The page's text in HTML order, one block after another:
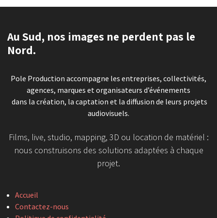
Au Sud, nos images ne perdent pas le
Nord.
Pole Production accompagne les entreprises, collectivités,
agences, marques et organisateurs d’événements
dans la création, la captation et la diffusion de leurs projets
audiovisuels.
Films, live, studio, mapping, 3D ou location de matériel :
nous construisons des solutions adaptées à chaque
projet.
Accueil
Contactez-nous